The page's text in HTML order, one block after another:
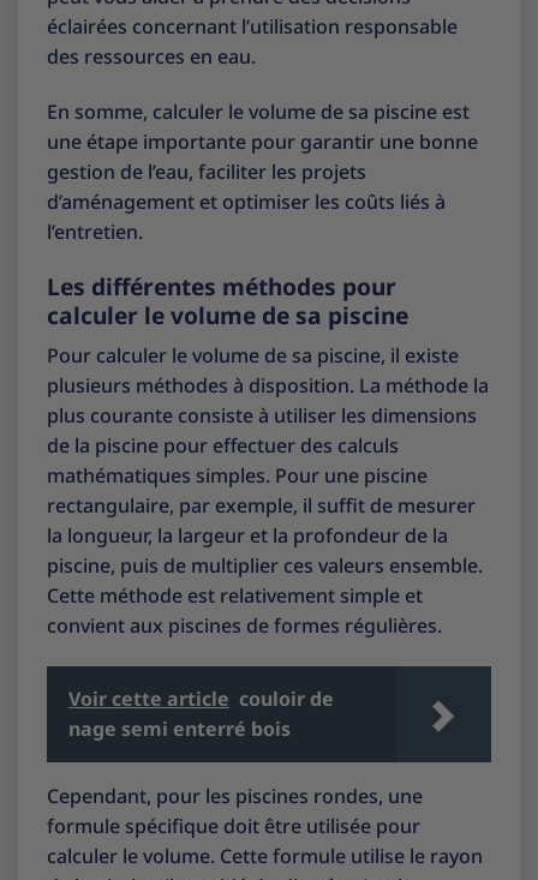
éclairées concernant l’utilisation responsable
des ressources en eau.
En somme, calculer le volume de sa piscine est
une étape importante pour garantir une bonne
gestion de l’eau, faciliter les projets
d’aménagement et optimiser les coûts liés à
l’entretien.
Les différentes méthodes pour
calculer le volume de sa piscine
Pour calculer le volume de sa piscine, il existe
plusieurs méthodes à disposition. La méthode la
plus courante consiste à utiliser les dimensions
de la piscine pour effectuer des calculs
mathématiques simples. Pour une piscine
rectangulaire, par exemple, il suffit de mesurer
la longueur, la largeur et la profondeur de la
piscine, puis de multiplier ces valeurs ensemble.
Cette méthode est relativement simple et
convient aux piscines de formes régulières.
Voir cette article couloir de
nage semi enterré bois
Cependant, pour les piscines rondes, une
formule spécifique doit être utilisée pour
calculer le volume. Cette formule utilise le rayon